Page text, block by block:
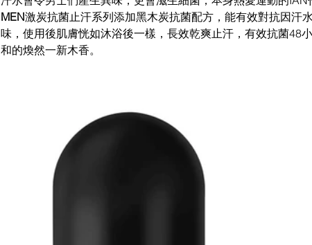
MEN激炭抗菌止汗系列添加黑木炭抗菌配方，能有效對抗因汗
味，使用後肌膚恍如沐浴後一樣，長效乾爽止汗，有效抗菌48
和的煥然一新木香。